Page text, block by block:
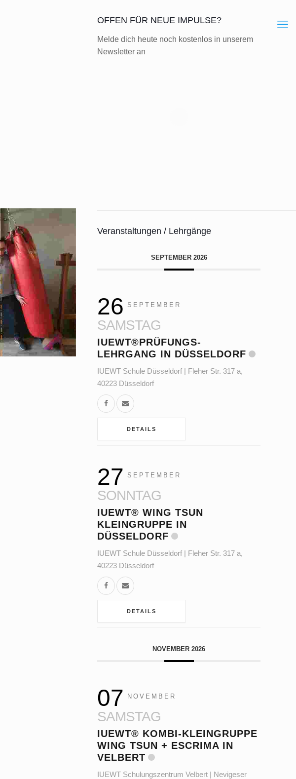
OFFEN FÜR NEUE IMPULSE?
Melde dich heute noch kostenlos in unserem
Newsletter an
Veranstaltungen / Lehrgänge
SEPTEMBER 2026
26 SEPTEMBER
SAMSTAG
IUEWT®PRÜFUNGS-
LEHRGANG IN DÜSSELDORF
IUEWT Schule Düsseldorf | Fleher Str. 317 a,
40223 Düsseldorf
DETAILS
27 SEPTEMBER
SONNTAG
IUEWT® WING TSUN
KLEINGRUPPE IN
DÜSSELDORF
IUEWT Schule Düsseldorf | Fleher Str. 317 a,
40223 Düsseldorf
DETAILS
NOVEMBER 2026
07 NOVEMBER
SAMSTAG
IUEWT® KOMBI-KLEINGRUPPE
WING TSUN + ESCRIMA IN
VELBERT
IUEWT Schulungszentrum Velbert | Nevigeser